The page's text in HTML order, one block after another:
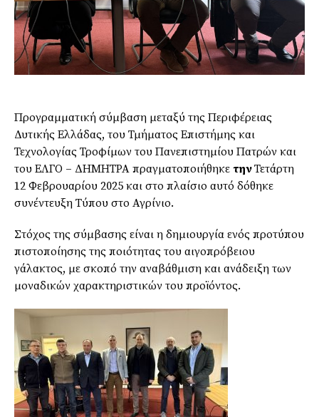
Προγραμματική σύμβαση μεταξύ της Περιφέρειας
Δυτικής Ελλάδας, του Τμήματος Επιστήμης και
Τεχνολογίας Τροφίμων του Πανεπιστημίου Πατρών και
του ΕΛΓΟ – ΔΗΜΗΤΡΑ πραγματοποιήθηκε τηνΤετάρτη
12 Φεβρουαρίου 2025 και στο πλαίσιο αυτό δόθηκε
συνέντευξη Τύπου στο Αγρίνιο.
Στόχος της σύμβασης είναι η δημιουργία ενός προτύπου
πιστοποίησης της ποιότητας του αιγοπρόβειου
γάλακτος, με σκοπό την αναβάθμιση και ανάδειξη των
μοναδικών χαρακτηριστικών του προϊόντος.